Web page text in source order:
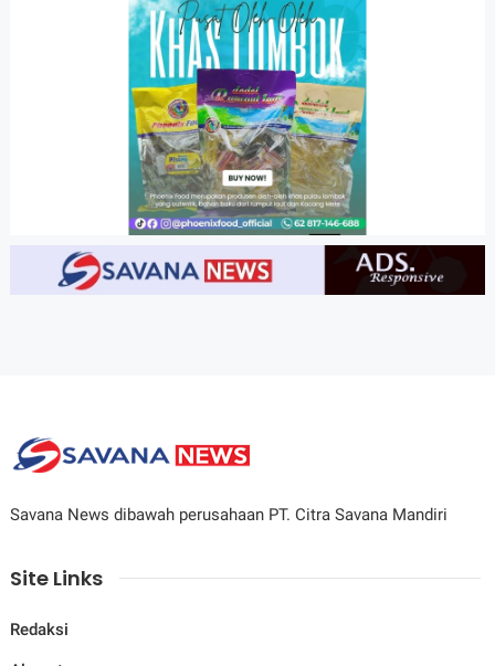
Savana News dibawah perusahaan PT. Citra Savana Mandiri
Site Links
Redaksi